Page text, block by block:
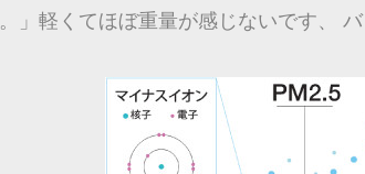
」軽くてほぼ重量が感じないです、